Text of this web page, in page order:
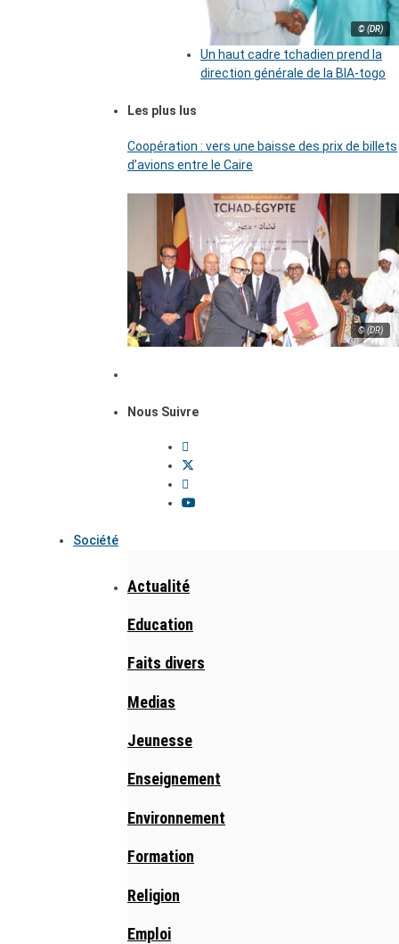
© (DR)
Un haut cadre tchadien prend la
direction générale de la BIA-togo
Les plus lus
Coopération : vers une baisse des prix de billets
d’avions entre le Caire
© (DR)
Nous Suivre
Société
Actualité
Education
Faits divers
Medias
Jeunesse
Enseignement
Environnement
Formation
Religion
Emploi